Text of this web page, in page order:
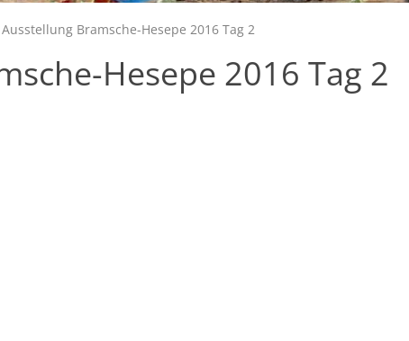
Ausstellung Bramsche-Hesepe 2016 Tag 2
Hesepe 2016 Tag 2